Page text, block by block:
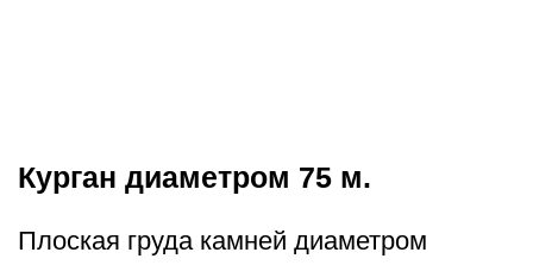
Курган диаметром 75 м.
Плоская груда камней диаметром